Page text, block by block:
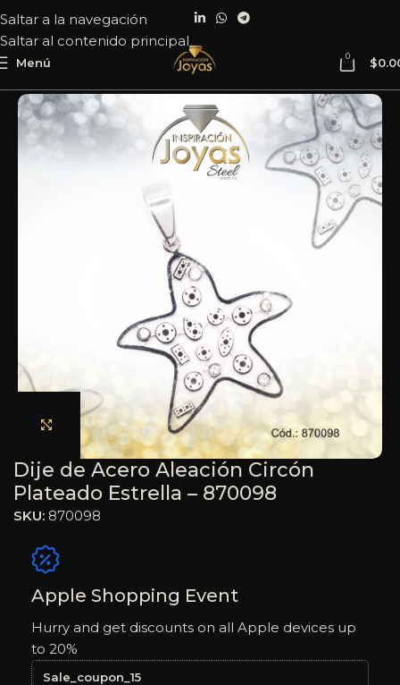
Saltar a la navegación
Saltar al contenido principal
Menú 0 $
Haga clic para ampliar
Dije de Acero Aleación Circón
Plateado Estrella – 870098
SKU: 870098
Apple Shopping Event
Hurry and get discounts on all Apple devices up
to 20%
Sale_coupon_15